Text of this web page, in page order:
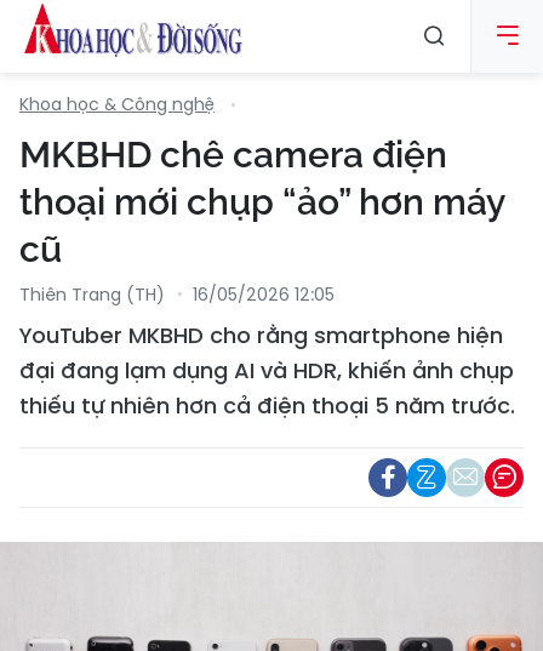
Khoa học & Công nghệ
MKBHD chê camera điện
thoại mới chụp “ảo” hơn máy
cũ
Thiên Trang (TH) 16/05/2026 12:05
YouTuber MKBHD cho rằng smartphone hiện
đại đang lạm dụng AI và HDR, khiến ảnh chụp
thiếu tự nhiên hơn cả điện thoại 5 năm trước.